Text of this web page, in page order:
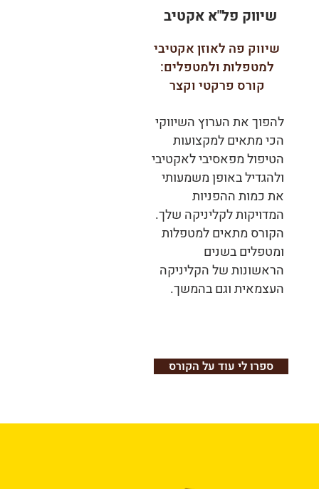
שיווק פל"א אקטיב
שיווק פה לאוזן אקטיבי
למטפלות ולמטפלים:
קורס פרקטי וקצר
להפוך את הערוץ השיווקי
הכי מתאים למקצועות
הטיפול מפאסיבי לאקטיבי
ולהגדיל באופן משמעותי
את כמות ההפניות
המדויקות לקליניקה שלך.
הקורס מתאים למטפלות
ומטפלים בשנים
הראשונות של הקליניקה
העצמאית וגם בהמשך.
ספרו לי עוד על הקורס